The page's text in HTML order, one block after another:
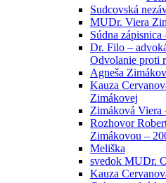
Sudcovská
MUDr. Viera
Súdna
Dr. Filo –
Odvolanie proti
Agneša
Kauza
Zimákovej
Zimáková Viera
Rozhovor
Zimákovou –
Meliška
svedok MUDr.
Kauza